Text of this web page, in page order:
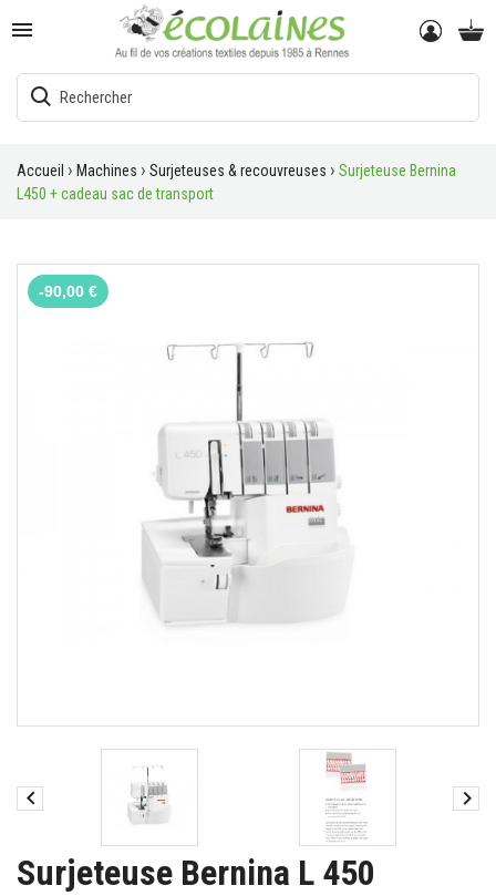

Accueil Machines Surjeteuses & recouvreuses
Surjeteuse Bernina
L450 + cadeau sac de transport
-90,00 €
 
Surjeteuse Bernina L 450